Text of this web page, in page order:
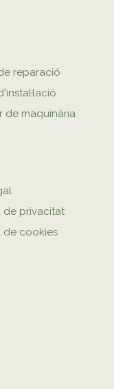
reparació
de maquinària
de privacitat
de cookies